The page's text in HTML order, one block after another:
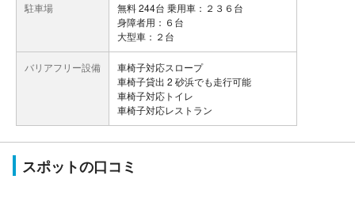
駐車場
無料 244台 乗用車：２３６台
身障者用：６台
大型車：２台
バリアフリー設備
車椅子対応スロープ
車椅子貸出 2 砂浜でも走行可能
車椅子対応トイレ
車椅子対応レストラン
スポットの口コミ